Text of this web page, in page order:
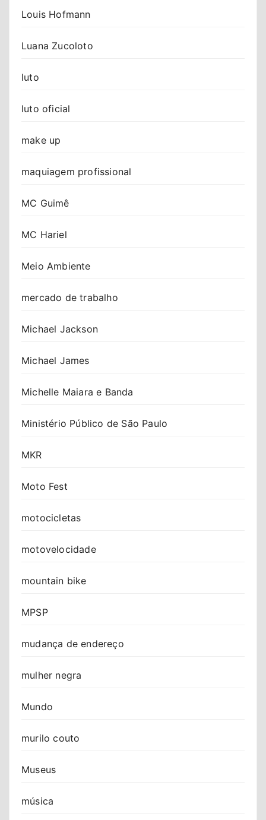
Louis Hofmann
Luana Zucoloto
luto
luto oficial
make up
maquiagem profissional
MC Guimê
MC Hariel
Meio Ambiente
mercado de trabalho
Michael Jackson
Michael James
Michelle Maiara e Banda
Ministério Público de São Paulo
MKR
Moto Fest
motocicletas
motovelocidade
mountain bike
MPSP
mudança de endereço
mulher negra
Mundo
murilo couto
Museus
música